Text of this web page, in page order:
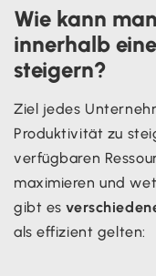
Wie kann
innerhalb
steigern?
Ziel jedes
Produktivität zu
verfügbaren
maximieren und
gibt es
als effizient gelten: